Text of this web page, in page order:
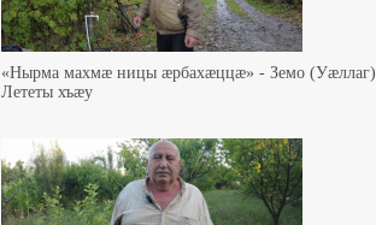
«Нырма махмæ ницы æрбахæццæ» - Земо (Уæллаг)
Лететы хъæу